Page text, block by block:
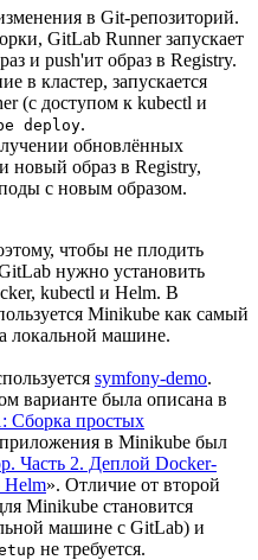
в Git-репозиторий.
GitLab Runner запускает
и push'ит образ в Registry.
в кластер, запускается
(с доступом к kubectl и
deploy.
обновлённых
новый образ в Registry,
поды с новым образом.
чтобы не плодить
нужно установить
kubectl и Helm. В
Minikube как самый
локальной машине.
symfony-demo.
варианте была описана в
Сборка простых
в Minikube был
Часть 2. Деплой Docker-
Helm». Отличие от второй
Minikube становится
машине с GitLab) и
не требуется.